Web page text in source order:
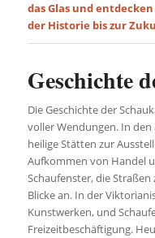
das Glas und
der Historie bis zur
Geschichte
Die Geschichte der
voller Wendungen. In
heilige Stätten zur
Aufkommen von Handel
Schaufenster, die
Blicke an. In der
Kunstwerken, und
Freizeitbeschäftigung.